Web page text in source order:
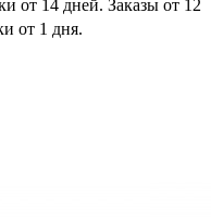
от 14 дней. Заказы от 12
от 1 дня.